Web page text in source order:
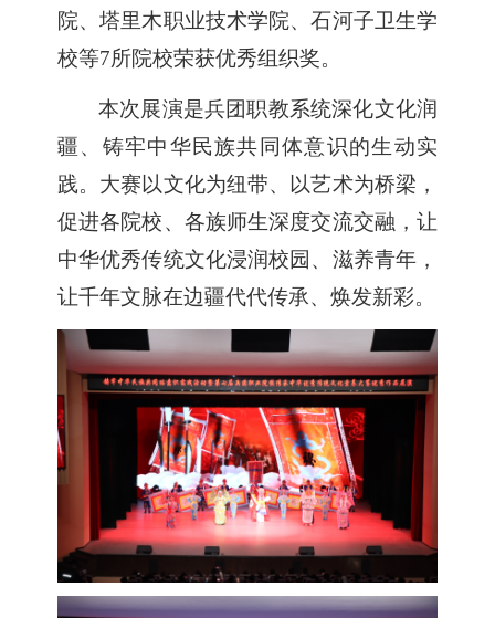
院、塔里木职业技术学院、石河子卫生学
校等7所院校荣获优秀组织奖。
本次展演是兵团职教系统深化文化润
疆、铸牢中华民族共同体意识的生动实
践。大赛以文化为纽带、以艺术为桥梁，
促进各院校、各族师生深度交流交融，让
中华优秀传统文化浸润校园、滋养青年 ，
让千年文脉在边疆代代传承、焕发新彩。